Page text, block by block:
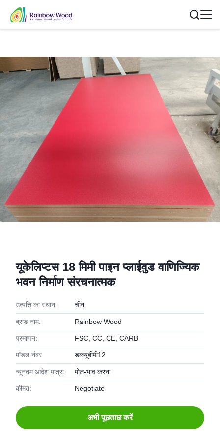
यूकेलिप्टस 18 मिमी पाइन प्लाईवुड वाणिज्यिक
भवन निर्माण संरचनात्मक
उत्पत्ति का स्थान: चीन
ब्रांड नाम: Rainbow Wood
प्रमाणन: FSC, CC, CE, CARB
मॉडल नंबर: डब्ल्यूबीपी12
न्यूनतम आदेश मात्रा: मोल-भाव करना
कीमत: Negotiate
अभी पूछताछ करें